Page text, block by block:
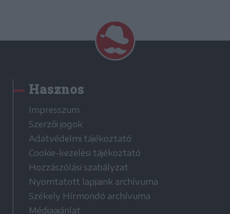
Hasznos
Impresszum
Szerzői jogok
Adatvédelmi tájékoztató
Cookie-kezelési tájékoztató
Hozzászólási szabályzat
Nyomtatott lapjaink archívuma
Székely Hírmondó archívuma
Médiaajánlat